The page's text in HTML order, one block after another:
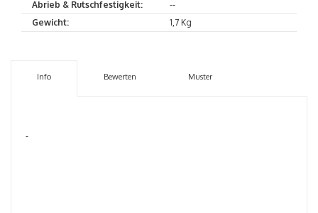
Abrieb & Rutschfestigkeit:
--
Gewicht:
1,7 Kg
Info Bewerten Muster
-